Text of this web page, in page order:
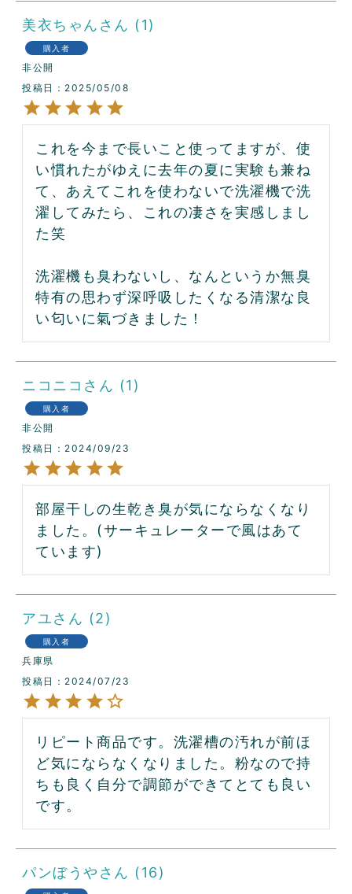
美衣ちゃん 1
購入者
非公開
投稿日
2025/05/08
これを今まで長いこと使ってますが、使
い慣れたがゆえに去年の夏に実験も兼ね
て、あえてこれを使わないで洗濯機で洗
濯してみたら、これの凄さを実感しまし
た笑
洗濯機も臭わないし、なんというか無臭
特有の思わず深呼吸したくなる清潔な良
い匂いに氣づきました！
ニコニコ 1
購入者
非公開
投稿日
2024/09/23
部屋干しの生乾き臭が気にならなくなり
ました。(サーキュレーターで風はあて
ています)
アユ 2
購入者
兵庫県
投稿日
2024/07/23
リピート商品です。洗濯槽の汚れが前ほ
ど気にならなくなりました。粉なので持
ちも良く自分で調節ができてとても良い
です。
パンぼうや 16